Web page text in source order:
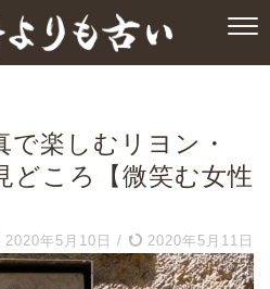
で楽しむリヨン・
どころ【微笑む女性
2020年5月10日 / 2020年5月11日